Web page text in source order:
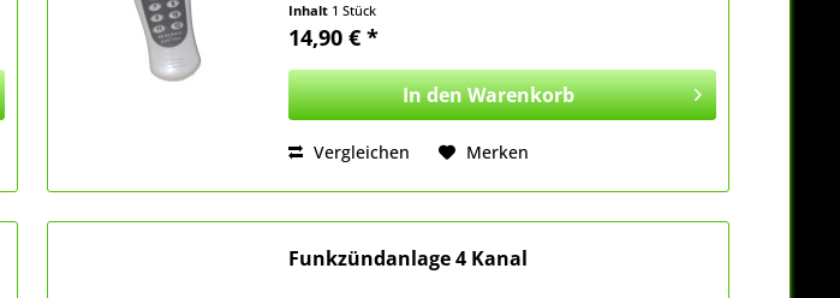
Inhalt 1 Stück
14,90 € *
In denWarenkorb
Vergleichen Merken
Funkzündanlage 4 Kanal